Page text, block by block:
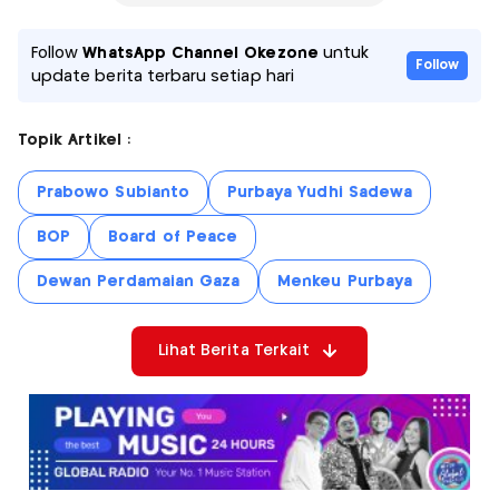
FollowWhatsApp Channel Okezone untuk
update berita terbaru setiap hari
Follow
Topik Artikel :
Prabowo Subianto Purbaya Yudhi Sadewa
BOP Board of Peace
Dewan Perdamaian Gaza Menkeu Purbaya
Lihat Berita Terkait